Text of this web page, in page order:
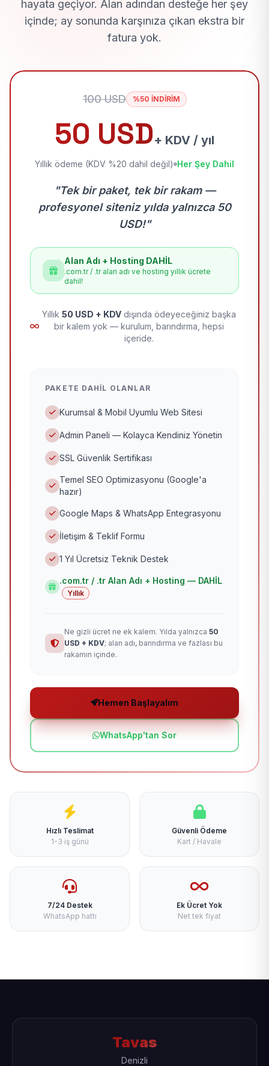
hayata geçiyor. Alan adından desteğe her şey
içinde; ay sonunda karşınıza çıkan ekstra bir
fatura yok.
100 USD %50 İNDİRİM
50 USD+ KDV / yıl
Yıllık ödeme (KDV %20 dahil değil) Her Şey Dahil
"Tek bir paket, tek bir rakam —
profesyonel siteniz yılda yalnızca 50
USD!"
Alan Adı + Hosting DAHİL
.com.tr / .tr alan adı ve hosting yıllık ücrete
dahil!
Yıllık 50 USD + KDV dışında ödeyeceğiniz başka
bir kalem yok — kurulum, barındırma, hepsi
içeride.
PAKETE DAHIL OLANLAR
Kurumsal & Mobil Uyumlu Web Sitesi
Admin Paneli — Kolayca Kendiniz Yönetin
SSL Güvenlik Sertifikası
Temel SEO Optimizasyonu (Google'a
hazır)
Google Maps & WhatsApp Entegrasyonu
İletişim & Teklif Formu
1 Yıl Ücretsiz Teknik Destek
.com.tr / .tr Alan Adı + Hosting — DAHİL
Yıllık
Ne gizli ücret ne ek kalem. Yılda yalnızca 50
USD + KDV; alan adı, barındırma ve fazlası bu
rakamın içinde.
Hemen Başlayalım
WhatsApp'tan Sor
Hızlı Teslimat
1-3 iş günü
Güvenli Ödeme
Kart / Havale
7/24 Destek
WhatsApp hattı
Ek Ücret Yok
Net tek fiyat
Tavas
Denizli